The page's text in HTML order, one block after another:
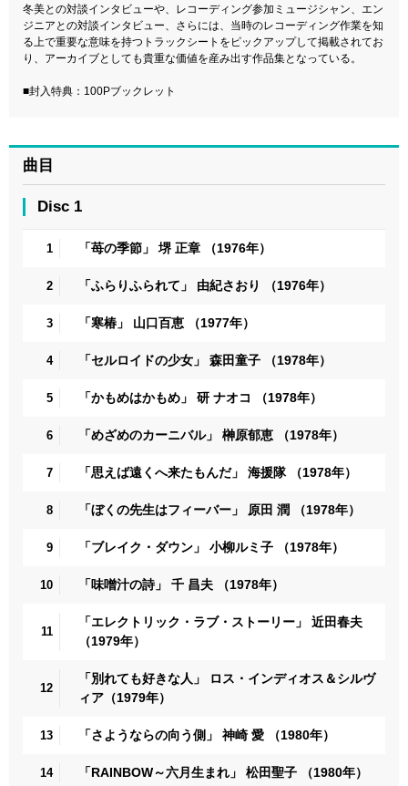
冬美との対談インタビューや、レコーディング参加ミュージシャン、エン
ジニアとの対談インタビュー、さらには、当時のレコーディング作業を知
る上で重要な意味を持つトラックシートをピックアップして掲載されてお
り、アーカイブとしても貴重な価値を産み出す作品集となっている。
■封入特典：100Pブックレット
曲目
Disc 1
1 「苺の季節」 堺 正章 （1976年）
2 「ふらりふられて」 由紀さおり （1976年）
3 「寒椿」 山口百恵 （1977年）
4 「セルロイドの少女」 森田童子 （1978年）
5 「かもめはかもめ」 研 ナオコ （1978年）
6 「めざめのカーニバル」 榊原郁恵 （1978年）
7 「思えば遠くへ来たもんだ」 海援隊 （1978年）
8 「ぼくの先生はフィーバー」 原田 潤 （1978年）
9 「ブレイク・ダウン」 小柳ルミ子 （1978年）
10 「味噌汁の詩」 千 昌夫 （1978年）
11
「エレクトリック・ラブ・ストーリー」 近田春夫
（1979年）
12
「別れても好きな人」 ロス・インディオス＆シルヴ
ィア（1979年）
13 「さようならの向う側」 神崎 愛 （1980年）
14 「RAINBOW～六月生まれ」 松田聖子 （1980年）